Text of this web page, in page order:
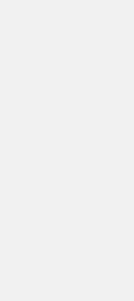
জুলাই